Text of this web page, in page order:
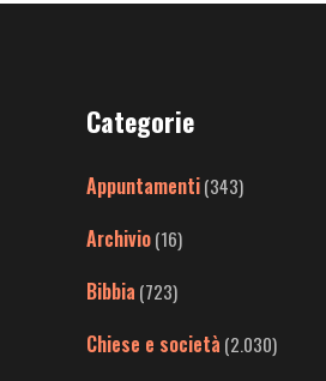
Categorie
Appuntamenti(343)
Archivio(16)
Bibbia (723)
Chiese e società (2.030)